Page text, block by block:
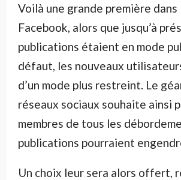
Voilà une grande première dans
Facebook, alors que jusqu’à
publications étaient en mode
défaut, les nouveaux
d’un mode plus restreint. Le
réseaux sociaux souhaite ainsi
membres de tous les
publications pourraient
Un choix leur sera alors offert,